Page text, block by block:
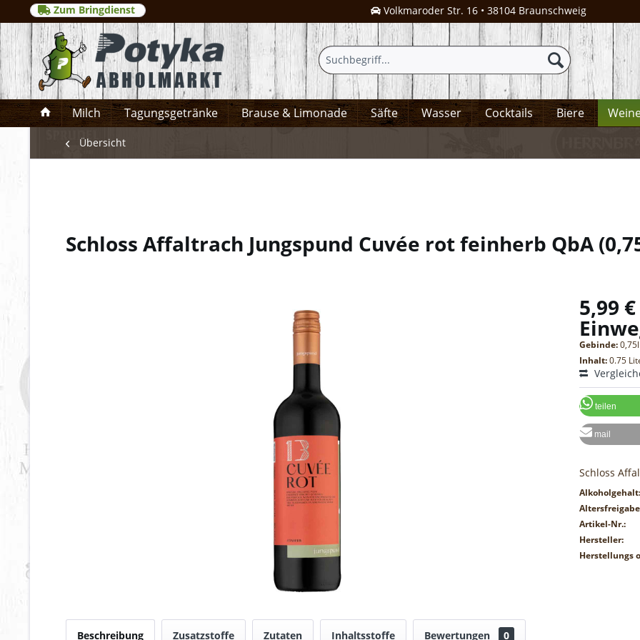
Zum Bringdienst Volkmaroder Str. 16 • 38104 Braunschweig
Milch Tagungsgetränke Brause & Limonade Säfte Wasser Cocktails Biere
Übersicht
Schloss Affaltrach Jungspund Cuvée rot feinherb QbA(
5,99
Gebinde:0,75l
Inhalt:0.75
teilen
mail
Schloss
Artikel-Nr.:
Hersteller:
Herstellungs
Beschreibung Zusatzstoffe Zutaten Inhaltsstoffe Bewertungen 0